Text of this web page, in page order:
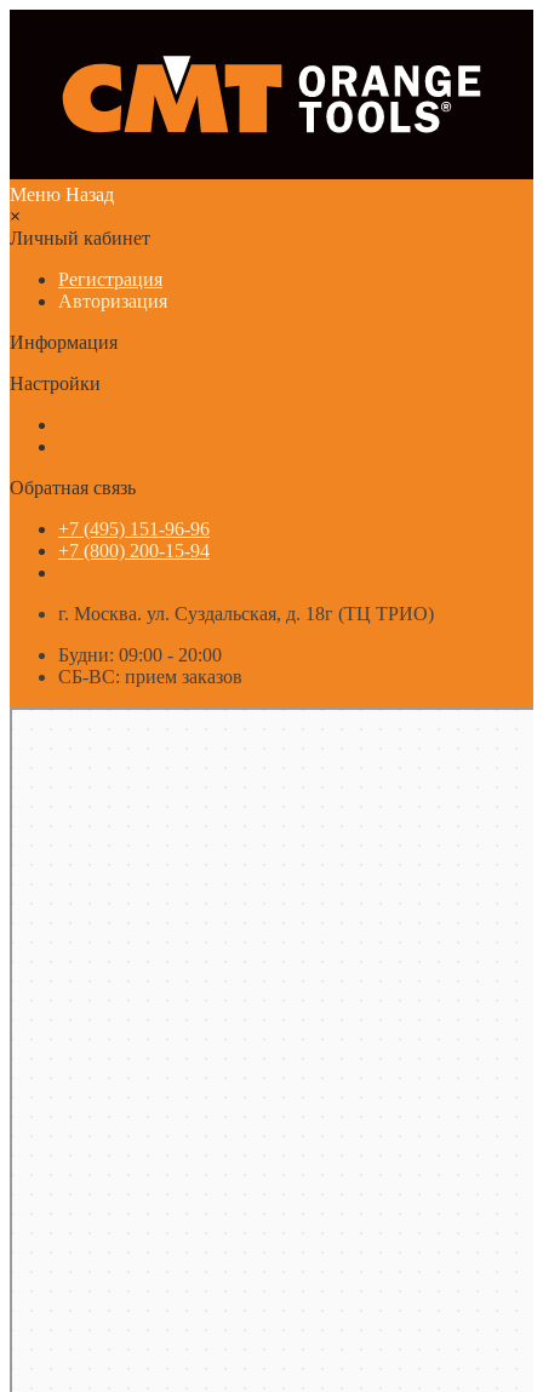
Меню Назад
×
Личный кабинет
Регистрация
Авторизация
Информация
Настройки
Обратная связь
+7 (495) 151-96-96
+7 (800) 200-15-94
г. Москва. ул. Суздальская, д. 18г (ТЦ ТРИО)
Будни: 09:00 - 20:00
СБ-ВС: прием заказов